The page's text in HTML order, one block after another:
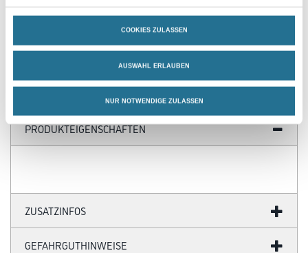
COOKIES ZULASSEN
AUSWAHL ERLAUBEN
NUR NOTWENDIGE ZULASSEN
PRODUKTEIGENSCHAFTEN
ZUSATZINFOS
GEFAHRGUTHINWEISE